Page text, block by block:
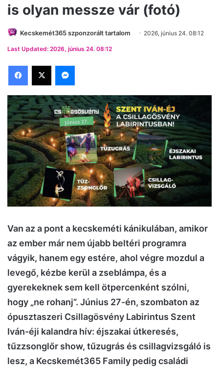
is olyan messze vár (fotó)
Kecskemét365 szponzorált tartalom 2026, június 24. 08:12
Last Updated: 2026, június 24. 08:12
Facebook
X Messenger
Van az a pont a kecskeméti kánikulában, amikor
az ember már nem újabb beltéri programra
vágyik, hanem egy estére, ahol végre mozdul a
levegő, kézbe kerül a zseblámpa, és a
gyerekeknek sem kell ötpercenként szólni,
hogy „ne rohanj”. Június 27-én, szombaton az
ópusztaszeri Csillagösvény Labirintus Szent
Iván-éji kalandra hív: éjszakai útkeresés,
tűzzsonglőr show, tűzugrás és csillagvizsgáló is
lesz, a Kecskemét365 Family pedig családi